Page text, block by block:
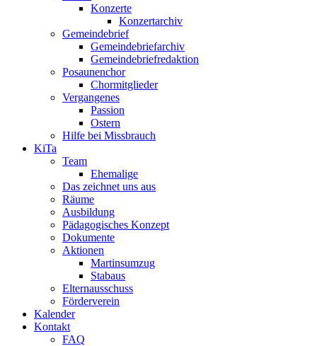
Konzerte
Konzertarchiv
Gemeindebrief
Gemeindebriefarchiv
Gemeindebriefredaktion
Posaunenchor
Chormitglieder
Vergangenes
Passion
Ostern
Hilfe bei Missbrauch
KiTa
Team
Ehemalige
Das zeichnet uns aus
Räume
Ausbildung
Pädagogisches Konzept
Dokumente
Aktionen
Martinsumzug
Stabaus
Elternausschuss
Förderverein
Kalender
Kontakt
FAQ